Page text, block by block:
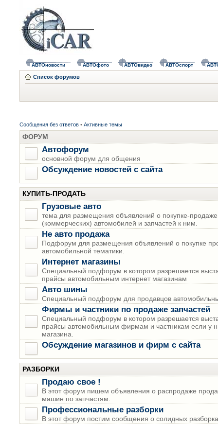
АВТОновости АВТОфото АВТОвидео АВТОспорт
Список форумов
Сообщения без ответов • Активные темы
ФОРУМ
Автофорум
основной форум для общения
Обсуждение новостей с сайта
КУПИТЬ-ПРОДАТЬ
Грузовые авто
тема для размещения объявлений о покупке-продаже
(коммерческих) автомобилей и запчастей к ним.
Не авто продажа
Подфорум для размещения объявлений о покупке
автомобильной тематики.
Интернет магазины
Специальный подфорум в котором разрешается
прайсы автомобильным интернет магазинам
Авто шины
Специальный подфорум для продавцов
Фирмы и частники по продаже запчастей
Специальный подфорум в котором разрешается
прайсы автомобильным фирмам и частникам если у
магазина.
Обсуждение магазинов и фирм с сайта
РАЗБОРКИ
Продаю свое !
В этот форум пишем объявления о распродаже
машин по запчастям.
Профессиональные разборки
В этот форум постим сообщения о солидных